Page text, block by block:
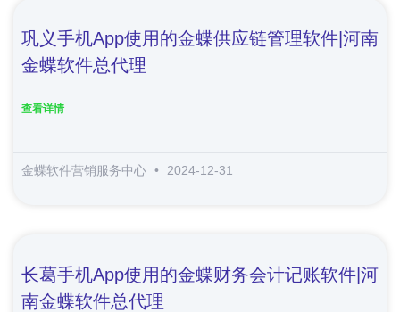
巩义手机app使用的金蝶供应链管理软件|河南
金蝶软件总代理
查看详情
金蝶软件营销服务中心 2024-12-31
长葛手机app使用的金蝶财务会计记账软件|河
南金蝶软件总代理